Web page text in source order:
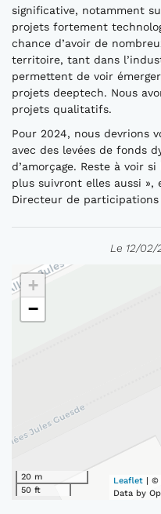
significative, notamment
projets fortement
chance d’avoir de
territoire, tant dans
permettent de voir
projets deeptech. Nous
projets qualitatifs.
Pour 2024, nous devrions
avec des levées de fonds
d’amorçage. Reste à voir
plus suivront elles aussi »,
Directeur de
Le 12/02/
+
−
20 m
50 ft
Leaflet | ©
Data by